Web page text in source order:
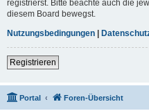
registrierst. Bitte beachte auch die
diesem Board bewegst.
Nutzungsbedingungen |
Registrieren
Portal Foren-Übersicht